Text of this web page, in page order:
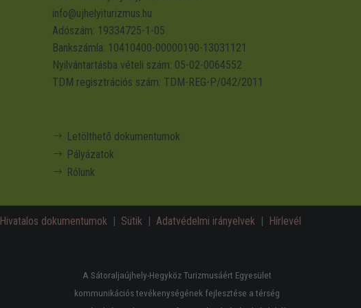
info@ujhelyiturizmus.hu
Adószám: 19334725-1-05
Bankszámla: 10410400-00000190-13031121
Nyilvántartásba vételi szám: 05-02-0064552
TDM regisztrációs szám: TDM-REG-P/042/2011
Letölthető dokumentumok
Pályázatok
Rólunk
Hivatalos dokumentumok | Sütik | Adatvédelmi irányelvek | Hírlevél
A Sátoraljaújhely-Hegyköz Turizmusáért Egyesület
kommunikációs tevékenységének fejlesztése a térség